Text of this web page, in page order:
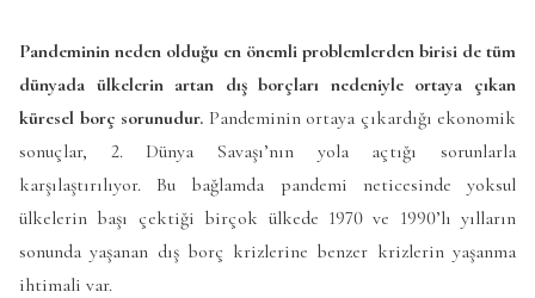
Pandeminin neden olduğu en önemli problemlerden birisi de tüm
dünyada ülkelerin artan dış borçları nedeniyle ortaya çıkan
küresel borç sorunudur. Pandeminin ortaya çıkardığı ekonomik
sonuçlar, 2. Dünya Savaşı’nın yola açtığı sorunlarla
karşılaştırılıyor. Bu bağlamda pandemi neticesinde yoksul
ülkelerin başı çektiği birçok ülkede 1970 ve 1990’lı yılların
sonunda yaşanan dış borç krizlerine benzer krizlerin yaşanma
ihtimali var.